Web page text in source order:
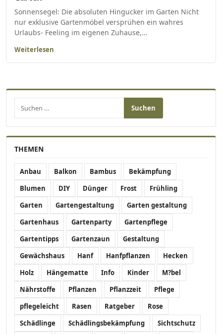
Sonnensegel: Die absoluten Hingucker im Garten Nicht
nur exklusive Gartenmöbel versprühen ein wahres
Urlaubs- Feeling im eigenen Zuhause,…
Weiterlesen
THEMEN
Anbau Balkon Bambus
Bekämpfung
Blumen
DIY Dünger Frost
Frühling
Garten
Gartengestaltung
Garten gestaltung
Gartenhaus
Gartenparty
Gartenpflege
Gartentipps
Gartenzaun
Gestaltung
Gewächshaus
Hanf Hanfpflanzen
Hecken
Holz
Hängematte Info Kinder
M?bel
Nährstoffe
Pflanzen Pflanzzeit
Pflege
pflegeleicht
Rasen Ratgeber
Rose
Schädlinge
Schädlingsbekämpfung
Sichtschutz